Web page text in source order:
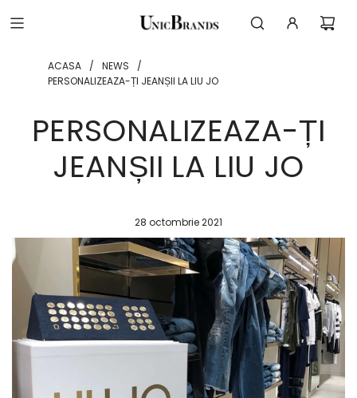
ACASA / NEWS
/
PERSONALIZEAZA-ȚI JEANȘII LA LIU JO
PERSONALIZEAZA-ȚI
JEANȘII LA LIU JO
28 octombrie 2021